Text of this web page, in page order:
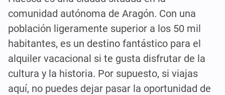
comunidad autónoma de Aragón. Con una
población ligeramente superior a los 50 mil
habitantes, es un destino fantástico para el
alquiler vacacional si te gusta disfrutar de la
cultura y la historia. Por supuesto, si viajas
aquí, no puedes dejar pasar la oportunidad de